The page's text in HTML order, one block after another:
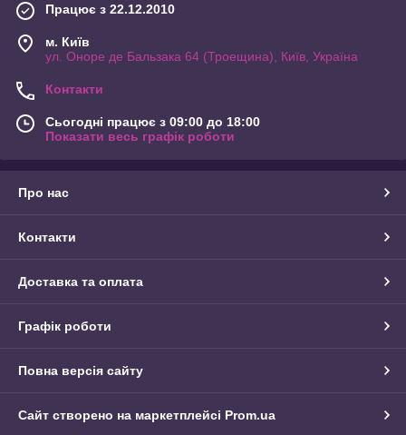
Працює з 22.12.2010
м. Київ
ул. Оноре де Бальзака 64 (Троещина), Київ, Україна
Контакти
Сьогодні працює з 09:00 до 18:00
Показати весь графік роботи
Про нас
Контакти
Доставка та оплата
Графік роботи
Повна версія сайту
Сайт створено на маркетплейсі Prom.ua